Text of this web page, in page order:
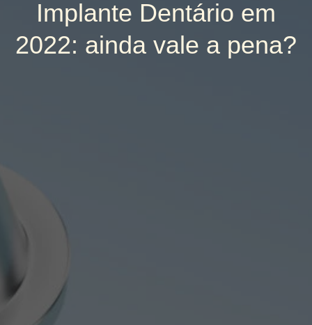
Implante Dentário em
2022: ainda vale a pena?